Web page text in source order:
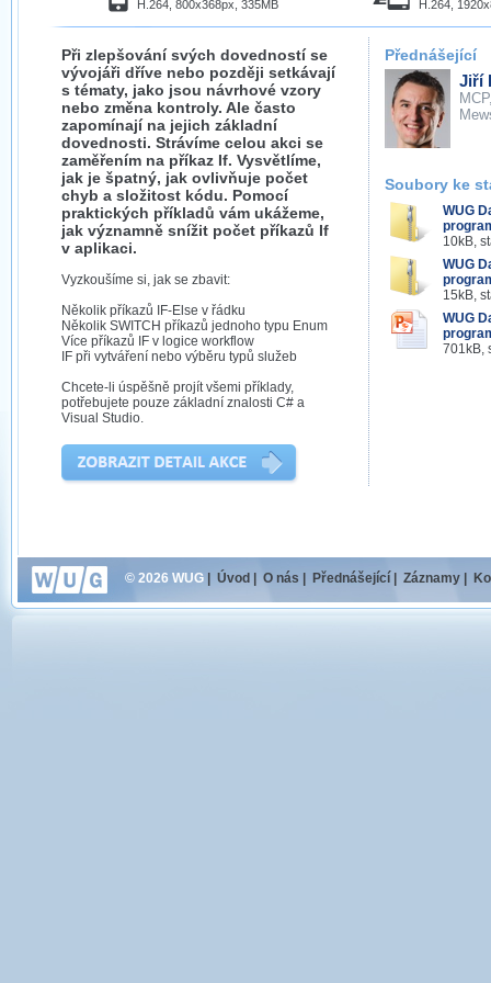
H.264, 800x368px, 335MB H.264,
Při zlepšování svých dovedností se
vývojáři dříve nebo později setkávají
s tématy, jako jsou návrhové vzory
nebo změna kontroly. Ale často
zapomínají na jejich základní
dovednosti. Strávíme celou akci se
zaměřením na příkaz If. Vysvětlíme,
jak je špatný, jak ovlivňuje počet
chyb a složitost kódu. Pomocí
praktických příkladů vám ukážeme,
jak významně snížit počet příkazů If
v aplikaci.
Vyzkoušíme si, jak se zbavit:
Několik příkazů IF-Else v řádku
Několik SWITCH příkazů jednoho typu Enum
Více příkazů IF v logice workflow
IF při vytváření nebo výběru typů služeb
Chcete-li úspěšně projít všemi příklady,
potřebujete pouze základní znalosti C# a
Visual Studio.
Přednášející
Jiří
Soubory ke
WUG
10kB,
WUG
15kB,
WUG
701kB,
© 2026 WUG Úvod O nás Přednášející Záznamy